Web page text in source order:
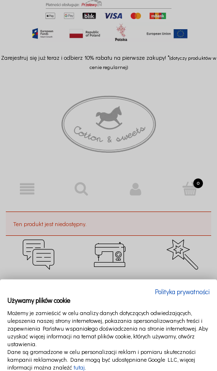
Zarejestruj się już teraz i odbierz 10% rabatu na pierwsze zakupy! *(dotyczy produktów w
cenie regularnej)
Ten produkt jest niedostępny.
BEZPIECZNE
PŁATNOŚCI
RATY LUB PAYPO NAJWYŻSZA JAKOŚĆ
Polityka prywatności
Używamy plików cookie
Możemy je zamieścić w celu analizy danych dotyczących odwiedzających,
ulepszenia naszej strony internetowej, pokazania spersonalizowanych treści i
zapewnienia Państwu wspaniałego doświadczenia na stronie internetowej. Aby
uzyskać więcej informacji na temat plików cookie, których używamy, otwórz
ustawienia.
Dane są gromadzone w celu personalizacji reklam i pomiaru skuteczności
kampanii reklamowych. Dane mogą być udostępniane Google LLC, więcej
informacji można znaleźć tutaj